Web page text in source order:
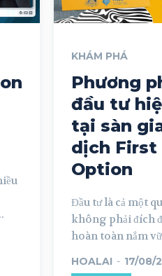
KHÁM PHÁ
Phương
đầu tư
tại sàn
dịch First
Option
Đầu tư là cả một
không phải đích
hoàn toàn nắm
HOALAI - 17/08/